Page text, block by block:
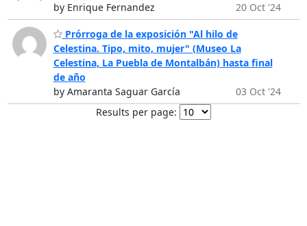
by Enrique Fernandez
20 Oct '24
Prórroga de la exposición "Al hilo de
Celestina. Tipo, mito, mujer" (Museo La
Celestina, La Puebla de Montalbán) hasta final
de año
by Amaranta Saguar García
03 Oct '24
Results per page: